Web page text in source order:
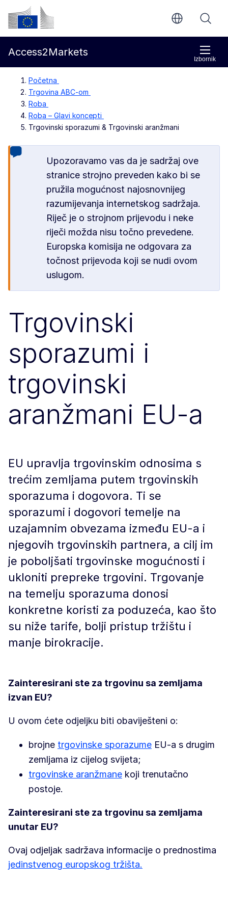
Prijeđi na glavni sadržaj
Europska komisija
Izbornik
Access2Markets
Početna
Trgovina ABC-om
Roba
Roba – Glavi koncepti
Trgovinski sporazumi & Trgovinski aranžmani
Upozoravamo vas da je sadržaj ove
stranice strojno preveden kako bi se
pružila mogućnost najosnovnijeg
razumijevanja internetskog sadržaja.
Riječ je o strojnom prijevodu i neke
riječi možda nisu točno prevedene.
Europska komisija ne odgovara za
točnost prijevoda koji se nudi ovom
uslugom.
Trgovinski
sporazumi i
trgovinski
aranžmani EU-a
EU upravlja trgovinskim odnosima s
trećim zemljama putem trgovinskih
sporazuma i dogovora. Ti se
sporazumi i dogovori temelje na
uzajamnim obvezama između EU-a i
njegovih trgovinskih partnera, a cilj im
je poboljšati trgovinske mogućnosti i
ukloniti prepreke trgovini. Trgovanje
na temelju sporazuma donosi
konkretne koristi za poduzeća, kao što
su niže tarife, bolji pristup tržištu i
manje birokracije.
Zainteresirani ste za trgovinu sa zemljama
izvan EU?
U ovom ćete odjeljku biti obaviješteni o:
brojne trgovinske sporazume EU-a s drugim
zemljama iz cijelog svijeta;
trgovinske aranžmane koji trenutačno
postoje.
Zainteresirani ste za trgovinu sa zemljama
unutar EU?
Ovaj odjeljak sadržava informacije o prednostima
jedinstvenog europskog tržišta.